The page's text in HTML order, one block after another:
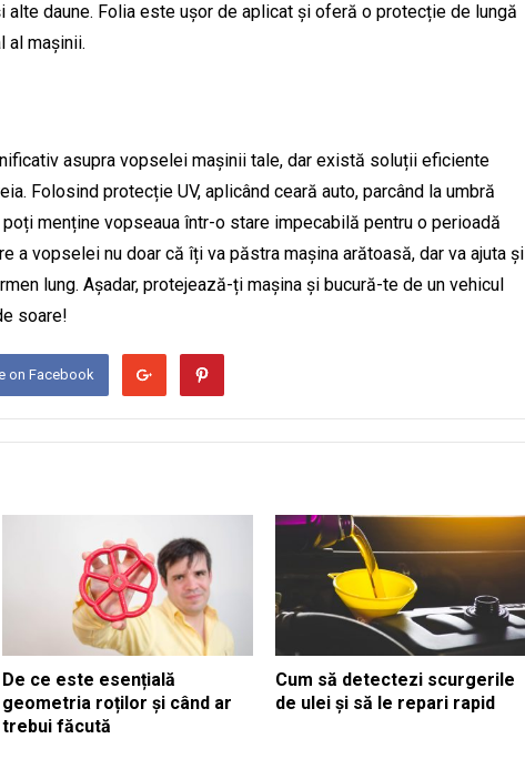
alte daune. Folia este ușor de aplicat și oferă o protecție de lungă
al mașinii.
asupra vopselei mașinii tale, dar există soluții eficiente
Folosind protecție UV, aplicând ceară auto, parcând la umbră
menține vopseaua într-o stare impecabilă pentru o perioadă
a vopselei nu doar că îți va păstra mașina arătoasă, dar va ajuta și
lung. Așadar, protejează-ți mașina și bucură-te de un vehicul
soare!
on Facebook
De ce este esențială
geometria roților și când ar
trebui făcută
Cum să detectezi scurgerile
de ulei și să le repari rapid